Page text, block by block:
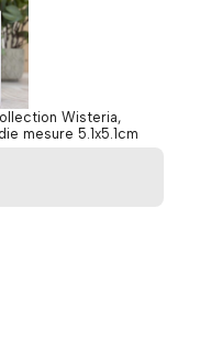
Wisteria,
mesure 5.1x5.1cm